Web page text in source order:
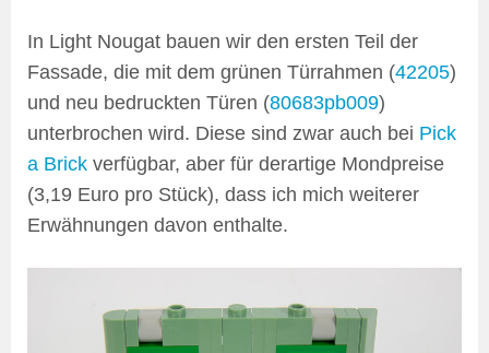
In Light Nougat bauen wir den ersten Teil der
Fassade, die mit dem grünen Türrahmen (42205)
und neu bedruckten Türen (80683pb009)
unterbrochen wird. Diese sind zwar auch bei Pick
a Brick verfügbar, aber für derartige Mondpreise
(3,19 Euro pro Stück), dass ich mich weiterer
Erwähnungen davon enthalte.